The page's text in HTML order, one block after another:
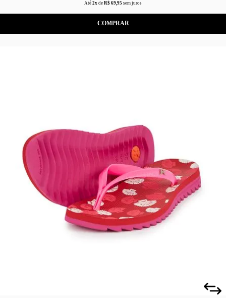
Até 2x de R$ 69,95 sem juros
COMPRAR